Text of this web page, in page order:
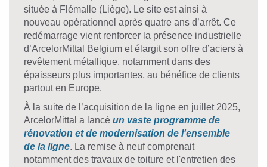
située à Flémalle (Liège). Le site est ainsi à
nouveau opérationnel après quatre ans d’arrêt. Ce
redémarrage vient renforcer la présence industrielle
d’ArcelorMittal Belgium et élargit son offre d’aciers à
revêtement métallique, notamment dans des
épaisseurs plus importantes, au bénéfice de clients
partout en Europe.
À la suite de l’acquisition de la ligne en juillet 2025,
ArcelorMittal a lancé un vaste programme de
rénovation et de modernisation de l'ensemble
de la ligne. La remise à neuf comprenait
notamment des travaux de toiture et l'entretien des